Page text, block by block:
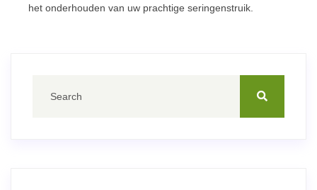
het onderhouden van uw prachtige seringenstruik.